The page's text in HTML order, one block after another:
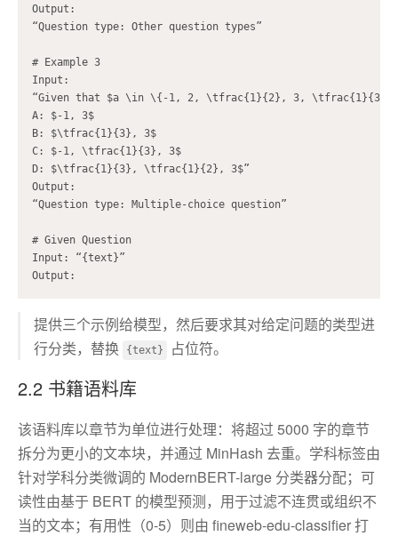
Output:
“Question type: Other question types”
# Example 3
Input:
“Given that $a \in \{-1, 2, \tfrac{1}{2}, 3,
A: $-1, 3$
B: $\tfrac{1}{3}, 3$
C: $-1, \tfrac{1}{3}, 3$
D: $\tfrac{1}{3}, \tfrac{1}{2}, 3$”
Output:
“Question type: Multiple-choice question”
# Given Question
Input: “{text}”
提供三个示例给模型，然后要求其对给定问题的类型进
行分类，替换
{text} 占位符。
2.2 书籍语料库
该语料库以章节为单位进行处理：将超过 5000 字的章节
拆分为更小的文本块，并通过 MinHash 去重。学科标签由
针对学科分类微调的 ModernBERT-large 分类器分配；可
读性由基于 BERT 的模型预测，用于过滤不连贯或组织不
当的文本；有用性（0-5）则由 fineweb-edu-classifier 打